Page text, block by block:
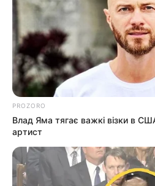
PROZORO
Влад Яма тягає важкі візки в
артист